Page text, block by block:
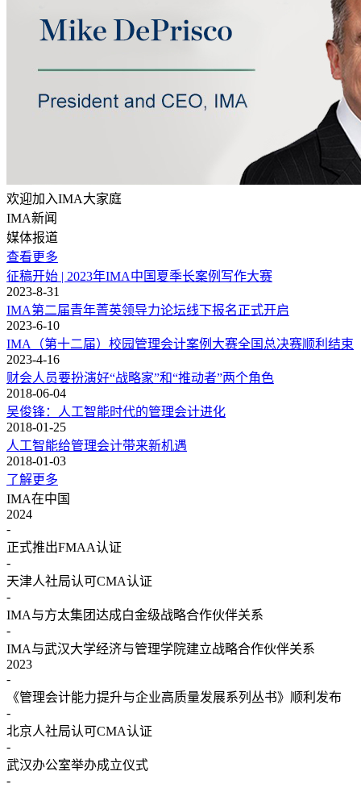
欢迎加入IMA大家庭
IMA新闻
媒体报道
查看更多
征稿开始 | 2023年IMA中国夏季长案例写作大赛
2023-8-31
IMA第二届青年菁英领导力论坛线下报名正式开启
2023-6-10
IMA（第十二届）校园管理会计案例大赛全国总决赛顺利结束
2023-4-16
财会人员要扮演好“战略家”和“推动者”两个角色
2018-06-04
吴俊锋：人工智能时代的管理会计进化
2018-01-25
人工智能给管理会计带来新机遇
2018-01-03
了解更多
IMA在中国
2024
-
正式推出FMAA认证
-
天津人社局认可CMA认证
-
IMA与方太集团达成白金级战略合作伙伴关系
-
IMA与武汉大学经济与管理学院建立战略合作伙伴关系
2023
-
《管理会计能力提升与企业高质量发展系列丛书》顺利发布
-
北京人社局认可CMA认证
-
武汉办公室举办成立仪式
-